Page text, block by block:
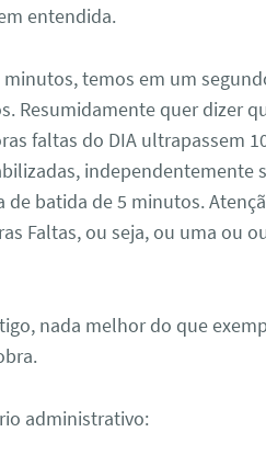
entendida.
temos em um
Resumidamente quer dizer
faltas do DIA ultrapassem
independentemente
batida de 5 minutos.
Faltas, ou seja, ou uma ou
nada melhor do que
administrativo: